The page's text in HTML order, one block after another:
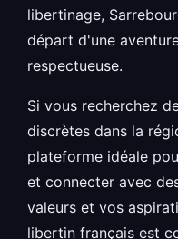
libertinage,
départ d'une
respectueuse.
Si vous recherchez
discrètes dans la
plateforme idéale
et connecter avec
valeurs et vos
libertin français est